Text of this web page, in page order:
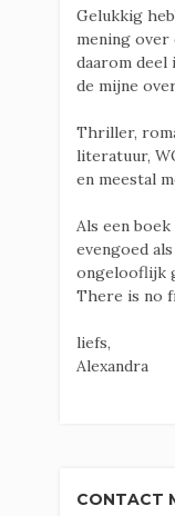
Gelukkig
mening over
daarom
de mijne
Thriller,
literatuur,
en meestal
Als een
evengoed
ongelooflijk
There is no
liefs,
Alexandra
CONTACT